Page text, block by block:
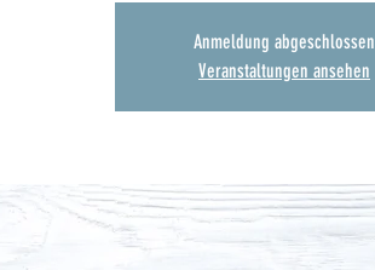
Anmeldung abgeschlossen
Veranstaltungen ansehen